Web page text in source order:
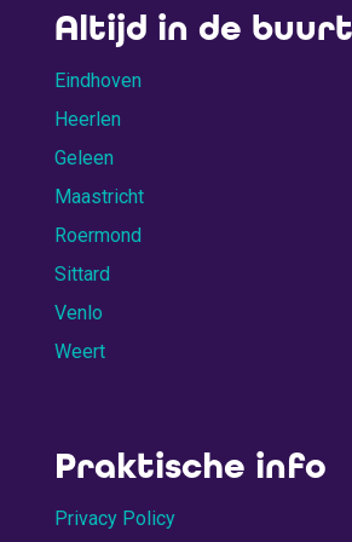
Altijd in de buurt
Eindhoven
Heerlen
Geleen
Maastricht
Roermond
Sittard
Venlo
Weert
Praktische info
Privacy Policy